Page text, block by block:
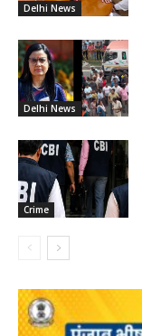
Delhi News
Delhi News
Crime